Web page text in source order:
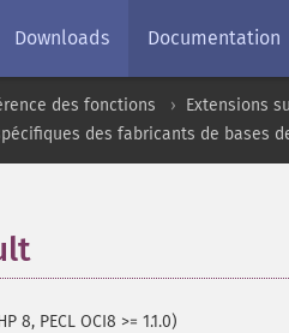
Downloads Documentation
des fonctions
Extensions
des fabricants de bases
8, PECL OCI8 >= 1.1.0)